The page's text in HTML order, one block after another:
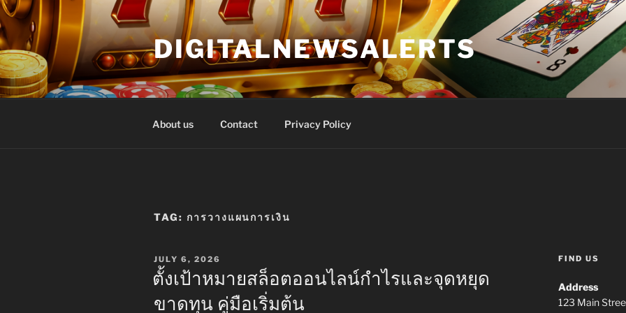
Skip
to
content
DIGITALNEWSALERTS
About us Contact Privacy Policy
TAG: การวางแผนการเงิน
POSTED
ON
JULY 6, 2026
ตั้งเป้าหมายสล็อตออนไลน์กำไรและจุดหยุด
ขาดทุน คู่มือเริ่มต้น
FIND US
Address
123 Main